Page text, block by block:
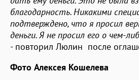
благодарность. Никакими
подтверждено, что я просил
деньги. Я не просил его о чем-
- повторил Люлин после
Фото Алексея Кошелева